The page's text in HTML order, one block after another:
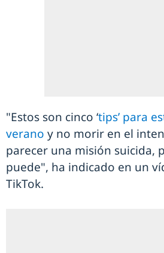
"Estos son cinco ‘tips’ para
verano y no morir en el
parecer una misión suicida,
puede", ha indicado en un
TikTok.